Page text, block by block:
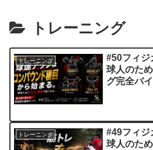
トレーニング
トレーニング
#50フィジ
球人のた
グ完全バ
トレーニング
#49フィジ
球人のた